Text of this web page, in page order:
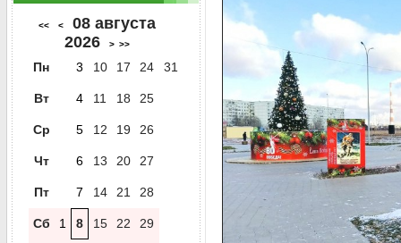
<< <
08 августа
2026
> >>
Пн 3 10 17 24 31
Вт 4 11 18 25
Ср 5 12 19 26
Чт 6 13 20 27
Пт 7 14 21 28
Сб 1 8 15 22 29